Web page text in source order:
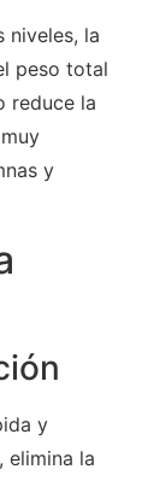
niveles, la
peso total
reduce la
y
y
elimina la